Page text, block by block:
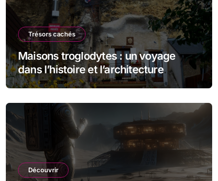
Trésors cachés
Maisons troglodytes : un voyage
dans l’histoire et l’architecture
souterraine
Découvrir